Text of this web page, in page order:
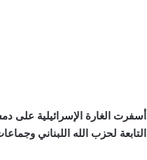
التابعة لحزب الله اللبناني